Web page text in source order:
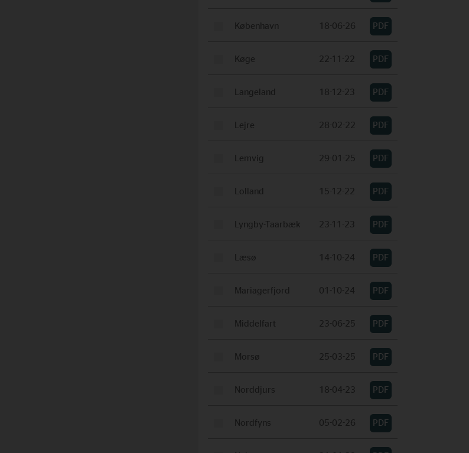
København 18-06-26
Køge 22-11-22
Langeland 18-12-23
Lejre 28-02-22
Lemvig 29-01-25
Lolland 15-12-22
Lyngby-Taarbæk 23-11-23
Læsø 14-10-24
Mariagerfjord 01-10-24
Middelfart 23-06-25
Morsø 25-03-25
Norddjurs 18-04-23
Nordfyns 05-02-26